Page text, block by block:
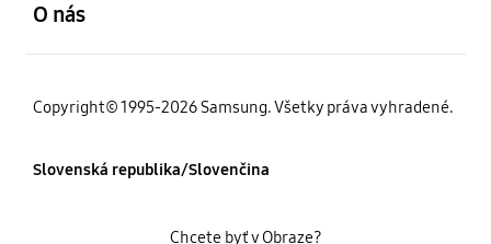
O nás
Copyright© 1995-2026 Samsung. Všetky práva vyhradené.
Slovenská republika/Slovenčina
Chcete byť v Obraze?